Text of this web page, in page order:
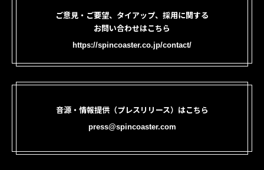
ご意見・ご要望、タイアップ、採用に関する
お問い合わせはこちら
https://spincoaster.co.jp/contact/
音源・情報提供（プレスリリース）はこちら
press@spincoaster.com